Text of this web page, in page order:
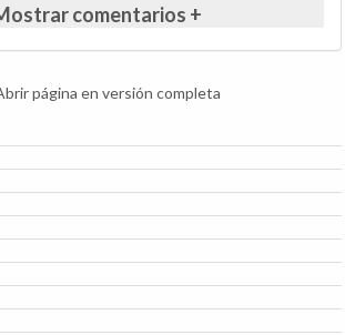
comentarios +
página en versión completa